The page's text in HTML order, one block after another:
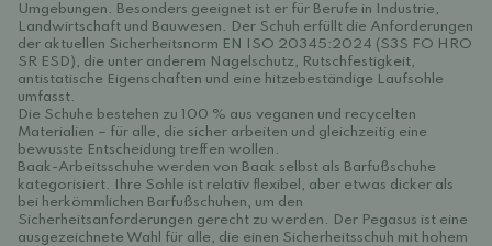
Umgebungen. Besonders geeignet ist er für Berufe in Industrie,
Landwirtschaft und Bauwesen. Der Schuh erfüllt die Anforderungen
der aktuellen Sicherheitsnorm EN ISO 20345:2024 (S3S FO HRO
SR ESD), die unter anderem Nagelschutz, Rutschfestigkeit,
antistatische Eigenschaften und eine hitzebeständige Laufsohle
umfasst.
Die Schuhe bestehen zu 100 % aus veganen und recycelten
Materialien – für alle, die sicher arbeiten und gleichzeitig eine
bewusste Entscheidung treffen wollen.
Baak-Arbeitsschuhe werden von Baak selbst als Barfußschuhe
kategorisiert. Ihre Sohle ist relativ flexibel, aber etwas dicker als
bei herkömmlichen Barfußschuhen, um den
Sicherheitsanforderungen gerecht zu werden. Der Pegasus ist eine
ausgezeichnete Wahl für alle, die einen Sicherheitsschuh mit hohem